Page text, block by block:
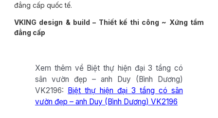
đẳng cấp quốc tế.
VKING design & build – Thiết kế thi công ~ Xứng tầm
đẳng cấp
Xem thêm về Biệt thự hiện đại 3 tầng có
sân vườn đẹp – anh Duy (Bình Dương)
VK2196: Biệt thự hiện đại 3 tầng có sân
vườn đẹp – anh Duy (Bình Dương) VK2196